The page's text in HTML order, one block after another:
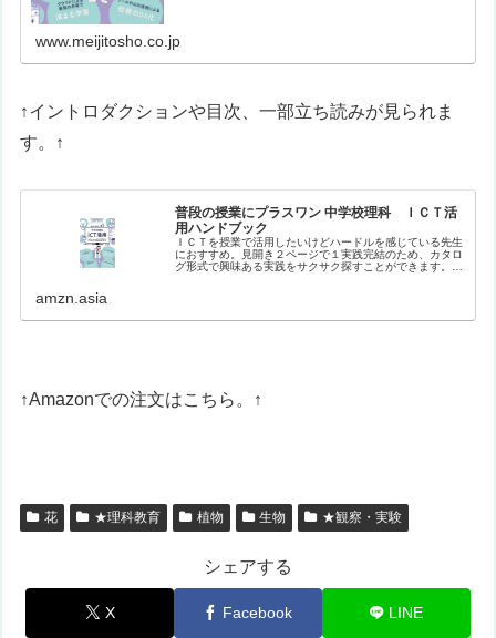
www.meijitosho.co.jp
↑イントロダクションや目次、一部立ち読みが見られま
す。↑
普段の授業にプラスワン 中学校理科 ＩＣＴ活
用ハンドブック
ＩＣＴを授業で活用したいけどハードルを感じている先生
におすすめ。見開き２ページで１実践完結のため、カタロ
グ形式で興味ある実践をサクサク探すことができます。バ
amzn.asia
↑Amazonでの注文はこちら。↑
花 ★理科教育 植物 生物 ★観察・実験
シェアする
X Facebook LINE